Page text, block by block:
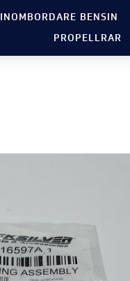
INOMBORDARE BENSIN
PROPELLRAR